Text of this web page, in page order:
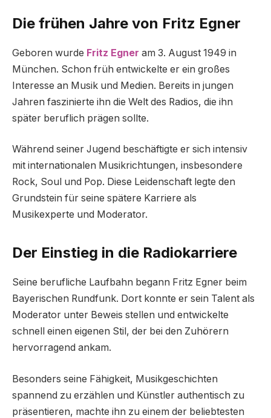
Die frühen Jahre von Fritz Egner
Geboren wurde Fritz Egner am 3. August 1949 in
München. Schon früh entwickelte er ein großes
Interesse an Musik und Medien. Bereits in jungen
Jahren faszinierte ihn die Welt des Radios, die ihn
später beruflich prägen sollte.
Während seiner Jugend beschäftigte er sich intensiv
mit internationalen Musikrichtungen, insbesondere
Rock, Soul und Pop. Diese Leidenschaft legte den
Grundstein für seine spätere Karriere als
Musikexperte und Moderator.
Der Einstieg in die Radiokarriere
Seine berufliche Laufbahn begann Fritz Egner beim
Bayerischen Rundfunk. Dort konnte er sein Talent als
Moderator unter Beweis stellen und entwickelte
schnell einen eigenen Stil, der bei den Zuhörern
hervorragend ankam.
Besonders seine Fähigkeit, Musikgeschichten
spannend zu erzählen und Künstler authentisch zu
präsentieren, machte ihn zu einem der beliebtesten